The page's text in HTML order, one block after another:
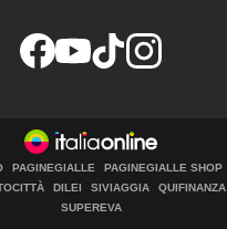
PAGINEGIALLE PAGINEGIALLE SHOP
DILEI SIVIAGGIA QUIFINANZA
SUPEREVA